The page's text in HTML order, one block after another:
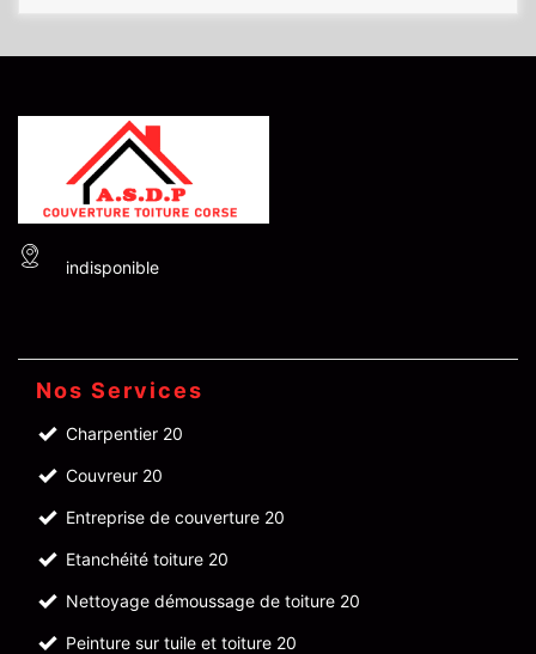
indisponible
Nos Services
Charpentier 20
Couvreur 20
Entreprise de couverture 20
Etanchéité toiture 20
Nettoyage démoussage de toiture 20
Peinture sur tuile et toiture 20